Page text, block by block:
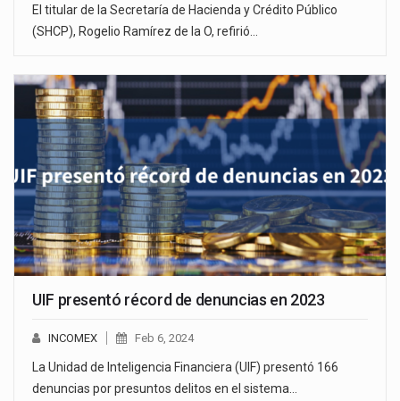
El titular de la Secretaría de Hacienda y Crédito Público
(SHCP), Rogelio Ramírez de la O, refirió…
UIF presentó récord de denuncias en 2023
INCOMEX Feb 6, 2024
La Unidad de Inteligencia Financiera (UIF) presentó 166
denuncias por presuntos delitos en el sistema…